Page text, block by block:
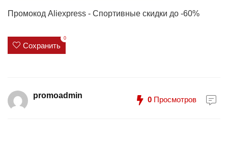
Промокод Aliexpress - Спортивные скидки до -60%
Сохранить
0
promoadmin 0 Просмотров